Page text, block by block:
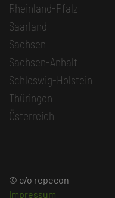
Rheinland-Pfalz
Saarland
Sachsen
Sachsen-Anhalt
Schleswig-Holstein
Thüringen
Österreich
© c/o repecon
Impressum